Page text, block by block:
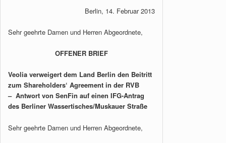
Berlin, 14. Februar 2013
Sehr geehrte Damen und Herren Abgeordnete,
OFFENER BRIEF
Veolia verweigert dem Land Berlin den Beitritt
zum Shareholders‘ Agreement in der RVB
– Antwort von SenFin auf einen IFG-Antrag
des Berliner Wassertisches/Muskauer Straße
Sehr geehrte Damen und Herren Abgeordnete,